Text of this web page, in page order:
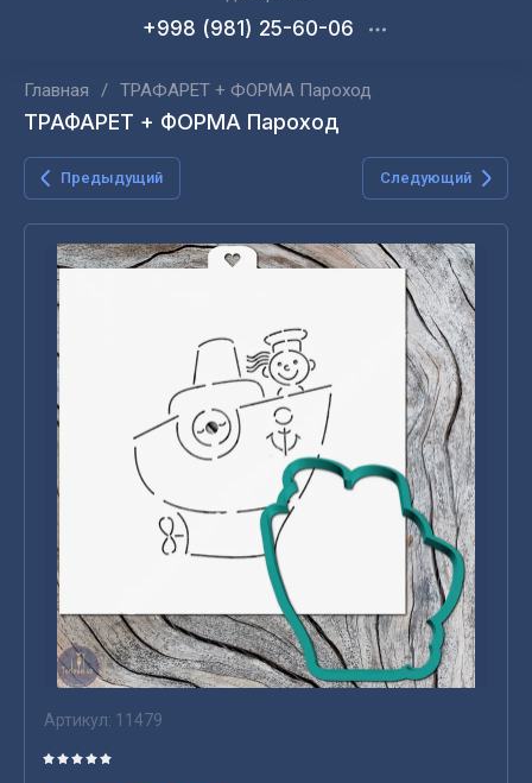
+998 (981) 25-60-06
Главная / ТРАФАРЕТ + ФОРМА Пароход
ТРАФАРЕТ + ФОРМА Пароход
Предыдущий Следующий
Артикул: 11479